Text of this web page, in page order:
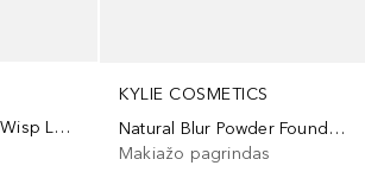
KYLIE COSMETICS Wisp Lash Mascara
KYLIE COSMETICS
Natural Blur Powder Foundation
Makiažo pagrindas